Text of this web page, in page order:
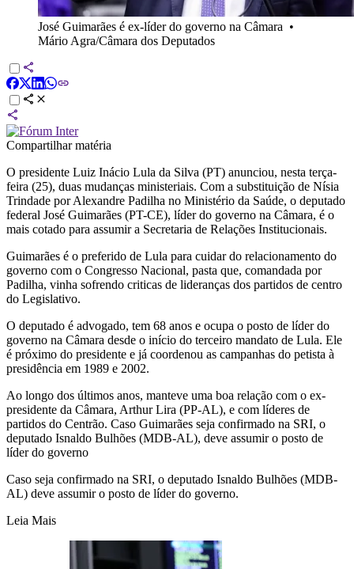
José Guimarães é ex-líder do governo na Câmara •
Mário Agra/Câmara dos Deputados
Compartilhar matéria
O presidente Luiz Inácio Lula da Silva (PT) anunciou, nesta terça-
feira (25), duas mudanças ministeriais. Com a substituição de Nísia
Trindade por Alexandre Padilha no Ministério da Saúde, o deputado
federal José Guimarães (PT-CE), líder do governo na Câmara, é o
mais cotado para assumir a Secretaria de Relações Institucionais.
Guimarães é o preferido de Lula para cuidar do relacionamento do
governo com o Congresso Nacional, pasta que, comandada por
Padilha, vinha sofrendo criticas de lideranças dos partidos de centro
do Legislativo.
O deputado é advogado, tem 68 anos e ocupa o posto de líder do
governo na Câmara desde o início do terceiro mandato de Lula. Ele
é próximo do presidente e já coordenou as campanhas do petista à
presidência em 1989 e 2002.
Ao longo dos últimos anos, manteve uma boa relação com o ex-
presidente da Câmara, Arthur Lira (PP-AL), e com líderes de
partidos do Centrão. Caso Guimarães seja confirmado na SRI, o
deputado Isnaldo Bulhões (MDB-AL), deve assumir o posto de
líder do governo
Caso seja confirmado na SRI, o deputado Isnaldo Bulhões (MDB-
AL) deve assumir o posto de líder do governo.
Leia Mais